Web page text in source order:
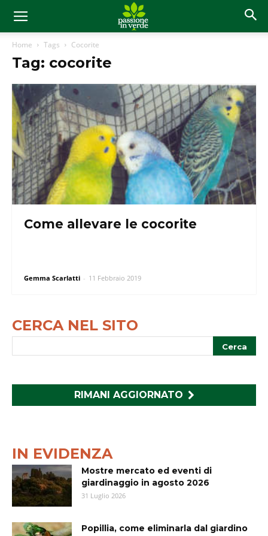
Home Tags Cocorite
Tag: cocorite
Come allevare le cocorite
Gemma Scarlatti - 11 Febbraio 2019
CERCA NEL SITO
RIMANI AGGIORNATO
IN EVIDENZA
Mostre mercato ed eventi di
giardinaggio in agosto 2026
31 Luglio 2026
Popillia, come eliminarla dal giardino